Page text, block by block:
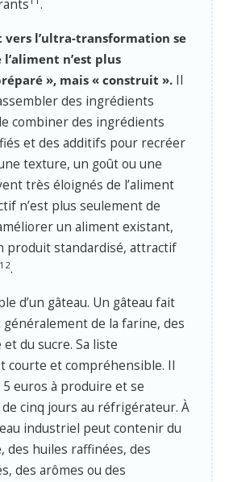
.
vers l’ultra-transformation se
n’est plus
», mais « construit ». Il
des ingrédients
combiner des ingrédients
et des additifs pour recréer
texture, un goût ou une
très éloignés de l’aliment
n’est plus seulement de
un aliment existant,
produit standardisé, attractif
12.
d’un gâteau. Un gâteau fait
de la farine, des
du sucre. Sa liste
courte et compréhensible. Il
euros à produire et se
cinq jours au réfrigérateur. À
industriel peut contenir du
des huiles raffinées, des
des arômes ou des